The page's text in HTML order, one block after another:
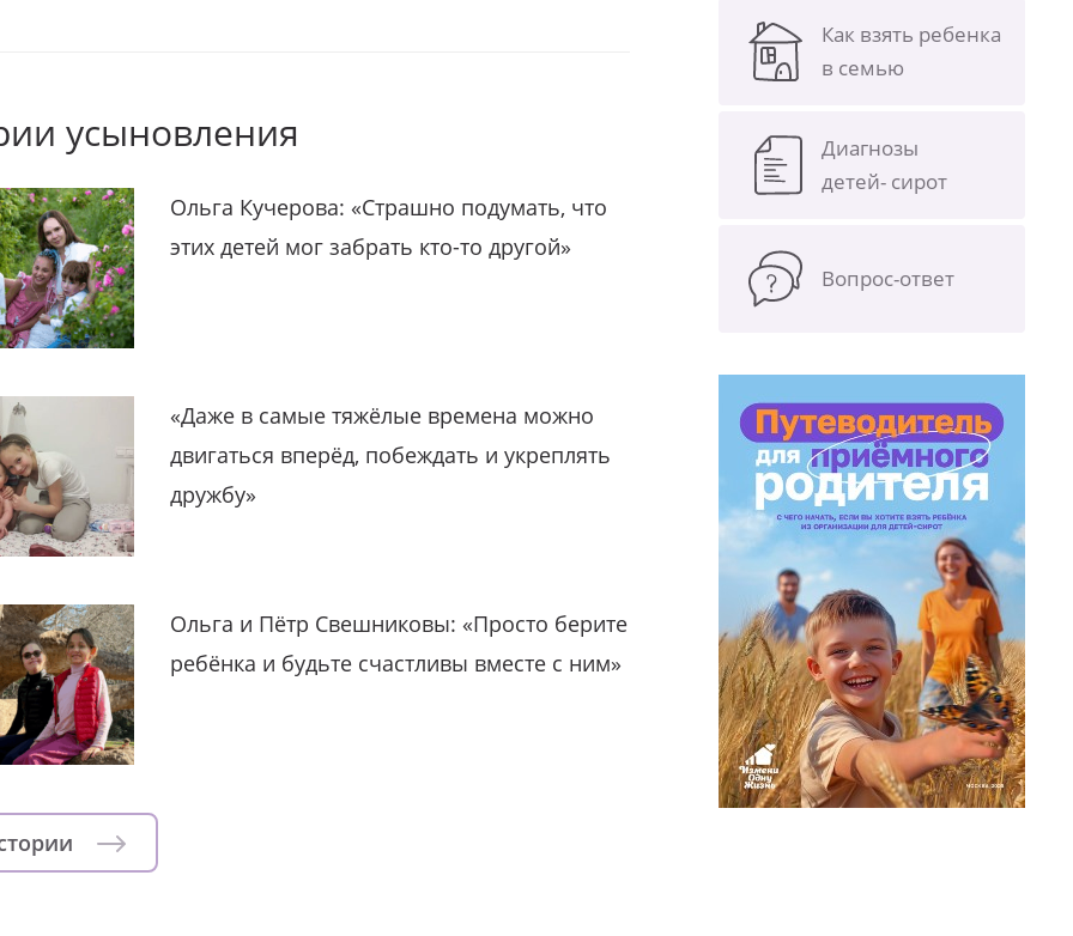
усыновления
Ольга Кучерова: «Страшно подумать, что
этих детей мог забрать кто-то другой»
«Даже в самые тяжёлые времена можно
двигаться вперёд, побеждать и укреплять
дружбу»
Ольга и Пётр Свешниковы: «Просто берите
ребёнка и будьте счастливы вместе с ним»
Как взять ребенка
в семью
Диагнозы
детей- сирот
Вопрос-ответ